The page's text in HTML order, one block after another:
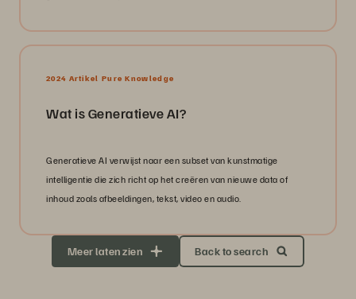
2024 Artikel Pure Knowledge
Wat is Generatieve AI?
Generatieve AI verwijst naar een subset van kunstmatige
intelligentie die zich richt op het creëren van nieuwe data of
inhoud zoals afbeeldingen, tekst, video en audio.
Meer laten zien Back to search